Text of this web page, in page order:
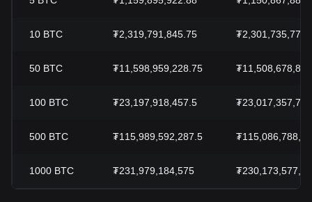
10 BTC ₮2,319,791,845.75
50 BTC ₮11,598,959,228.75
100 BTC ₮23,197,918,457.5 ₮23,017,357,785
500 BTC ₮115,989,592,287.5
1000 BTC ₮231,979,184,575